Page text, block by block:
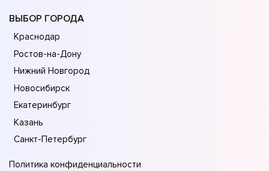
ВЫБОР ГОРОДА
Краснодар
Ростов-на-Дону
Нижний Новгород
Новосибирск
Екатеринбург
Казань
Санкт-Петербург
Политика конфиденциальности